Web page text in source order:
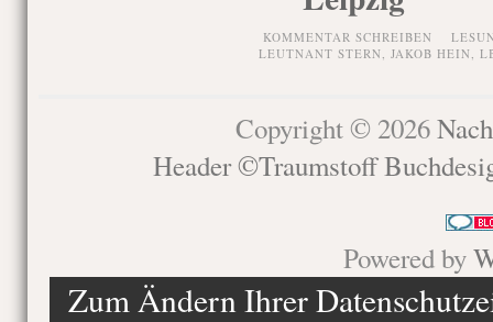
KOMMENTAR SCHREIBEN
LEUTNANT STERN, JAKOB HEIN,
Copyright © 2026
Header ©Traumstoff
Powered by
Zum Ändern Ihrer